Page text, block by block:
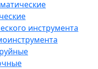
инструмента